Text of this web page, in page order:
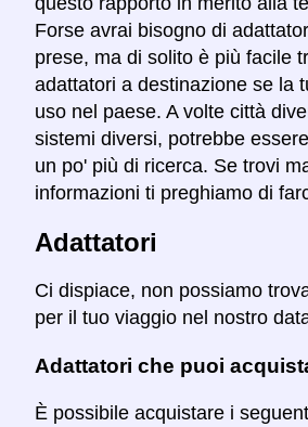
Forse avrai bisogno di
prese, ma di solito è più facile
adattatori a destinazione se la
uso nel paese. A volte città
sistemi diversi, potrebbe
un po' più di ricerca. Se trovi
informazioni ti preghiamo di
Adattatori
Ci dispiace, non possiamo
per il tuo viaggio nel nostro
Adattatori che puoi
È possibile acquistare i